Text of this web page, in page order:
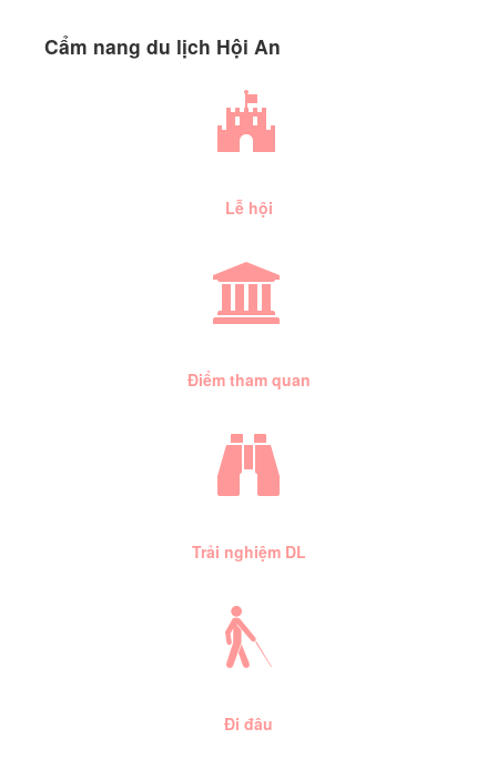
Cẩm nang du lịch Hội An
Lễ hội
Điểm tham quan
Trải nghiệm DL
Đi đâu